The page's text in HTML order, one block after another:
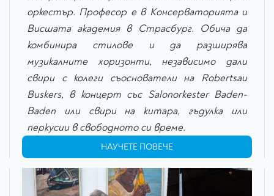
оркестър. Професор е в Консерваторията и
Висшата академия в Страсбург. Обича да
комбинира стилове и да разширява
музикалните хоризонти, независимо дали
свири с колеги съоснователи на Robertsau
Buskers, в концерт със Salonorkester Baden-
Baden или свири на китара, гъдулка или
перкусии в свободното си време.
НАУЧЕТЕ ПОВЕЧЕ